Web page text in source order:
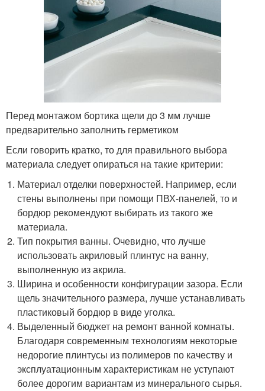
Перед монтажом бортика щели до 3 мм лучше
предварительно заполнить герметиком
Если говорить кратко, то для правильного выбора
материала следует опираться на такие критерии:
Материал отделки поверхностей. Например, если
стены выполнены при помощи ПВХ-панелей, то и
бордюр рекомендуют выбирать из такого же
материала.
Тип покрытия ванны. Очевидно, что лучше
использовать акриловый плинтус на ванну,
выполненную из акрила.
Ширина и особенности конфигурации зазора. Если
щель значительного размера, лучше устанавливать
пластиковый бордюр в виде уголка.
Выделенный бюджет на ремонт ванной комнаты.
Благодаря современным технологиям некоторые
недорогие плинтусы из полимеров по качеству и
эксплуатационным характеристикам не уступают
более дорогим вариантам из минерального сырья.